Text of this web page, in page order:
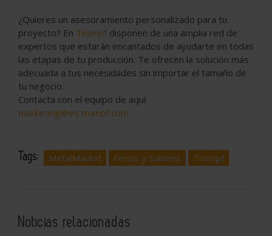
¿Quieres un asesoramiento personalizado para tu
proyecto? En Trumpfdisponen de una amplia red de
expertos que estarán encantados de ayudarte en todas
las etapas de tu producción. Te ofrecen la solución más
adecuada a tus necesidades sin importar el tamaño de
tu negocio.
Contacta con el equipo de aquí:
marketing@es.trumpf.com
Tags: MetalMadrid Ferias y Salones Trumpf
Noticias relacionadas